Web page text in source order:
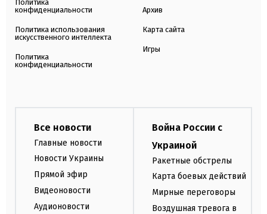
Политика
конфиденциальности
Политика использования
искусственного интеллекта
Политика
конфиденциальности
Архив
Карта сайта
Игры
Все новости
Главные новости
Новости Украины
Прямой эфир
Видеоновости
Аудионовости
Война России с
Украиной
Ракетные обстрелы
Карта боевых действий
Мирные переговоры
Воздушная тревога в